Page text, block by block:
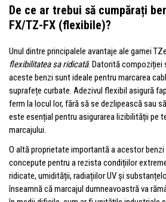
De ce ar trebui să cumpărați
FX/TZ-FX (flexibile)?
Unul dintre principalele avantaje ale gamei
flexibilitatea sa ridicată. Datorită compoziției
aceste benzi sunt ideale pentru marcarea
suprafețe curbate. Adezivul flexibil asigură
ferm la locul lor, fără să se dezlipească sau
este esențial pentru asigurarea lizibilității pe
marcajului.
O altă proprietate importantă a acestor benzi
concepute pentru a rezista condițiilor
ridicate, umidității, radiațiilor UV și
înseamnă că marcajul dumneavoastră va